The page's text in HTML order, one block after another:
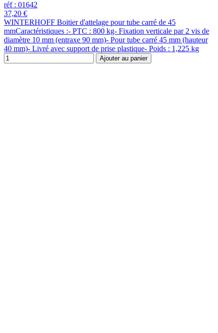
réf : 01642
37,20 €
WINTERHOFF Boitier d'attelage pour tube carré de 45
mmCaractéristiques :- PTC : 800 kg- Fixation verticale par 2 vis de
diamètre 10 mm (entraxe 90 mm)- Pour tube carré 45 mm (hauteur
40 mm)- Livré avec support de prise plastique- Poids : 1,225 kg
Ajouter au panier